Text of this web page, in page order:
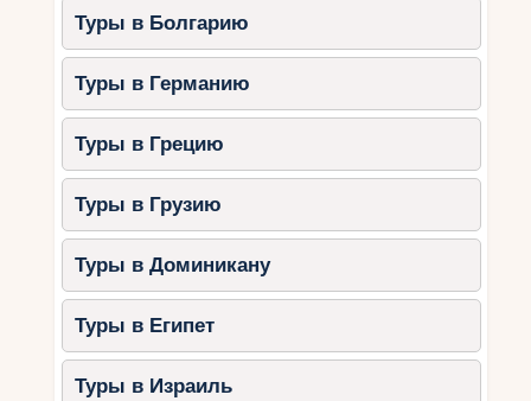
Туры в Болгарию
Туры в Германию
Туры в Грецию
Туры в Грузию
Туры в Доминикану
Туры в Египет
Туры в Израиль